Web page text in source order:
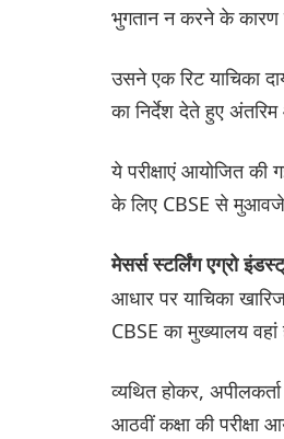
भुगतान न करने के कारण
उसने एक रिट याचिका
का निर्देश देते हुए
ये परीक्षाएं आयोजित की
के लिए CBSE से मुआवजे
मेसर्स स्टर्लिंग एग्रो
आधार पर याचिका
CBSE का मुख्यालय वहां
व्यथित होकर,
आठवीं कक्षा की परीक्षा